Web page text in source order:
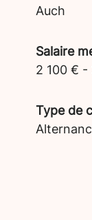
Auch
Salaire
2 100 € -
Type de